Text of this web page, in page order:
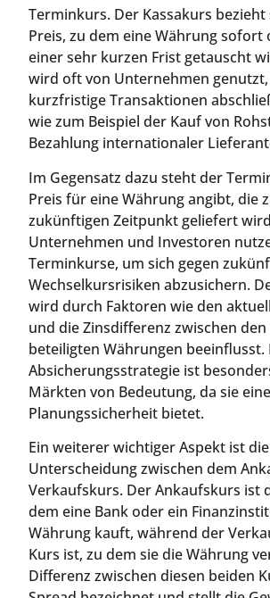
Terminkurs. Der Kassakurs bezieht
Preis, zu dem eine Währung sofort
einer sehr kurzen Frist getauscht
wird oft von Unternehmen
kurzfristige Transaktionen
wie zum Beispiel der Kauf von
Bezahlung internationaler
Im Gegensatz dazu steht der
Preis für eine Währung angibt, die
zukünftigen Zeitpunkt geliefert
Unternehmen und Investoren
Terminkurse, um sich gegen
Wechselkursrisiken abzusichern.
wird durch Faktoren wie den
und die Zinsdifferenz zwischen
beteiligten Währungen beeinflusst.
Absicherungsstrategie ist
Märkten von Bedeutung, da sie
Planungssicherheit bietet.
Ein weiterer wichtiger Aspekt ist die
Unterscheidung zwischen dem
Verkaufskurs. Der Ankaufskurs ist
dem eine Bank oder ein
Währung kauft, während der
Kurs ist, zu dem sie die Währung
Differenz zwischen diesen beiden